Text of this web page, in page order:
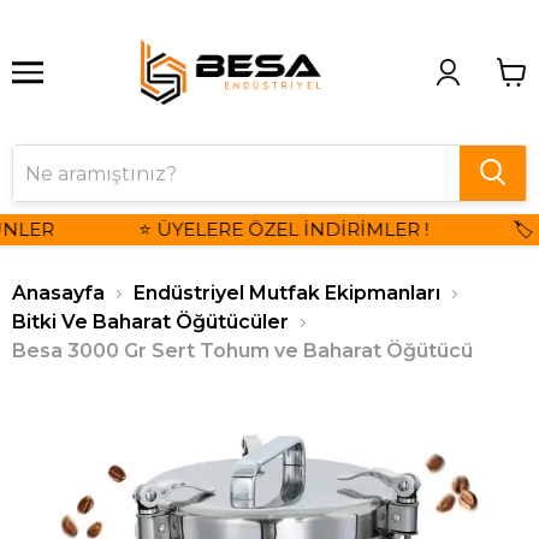
⭐ ÜYELERE ÖZEL İNDİRİMLER ! 🏷️
Anasayfa
Endüstriyel Mutfak Ekipmanları
Bitki Ve Baharat Öğütücüler
Besa 3000 Gr Sert Tohum ve Baharat Öğütücü